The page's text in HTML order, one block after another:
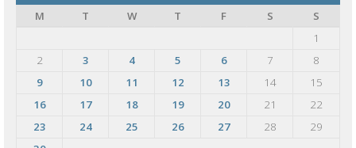
M
T W T F S
S
1
2
3 4 5 6 7
8
9
10 11 12 13 14
15
16
17 18 19 20 21
22
23
24 25 26 27 28
29